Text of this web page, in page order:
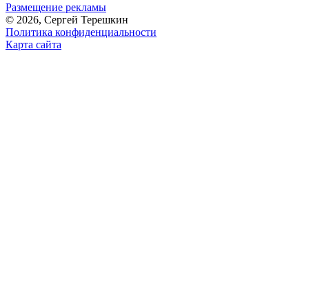
Размещение рекламы
© 2026, Сергей Терешкин
Политика конфиденциальности
Карта сайта